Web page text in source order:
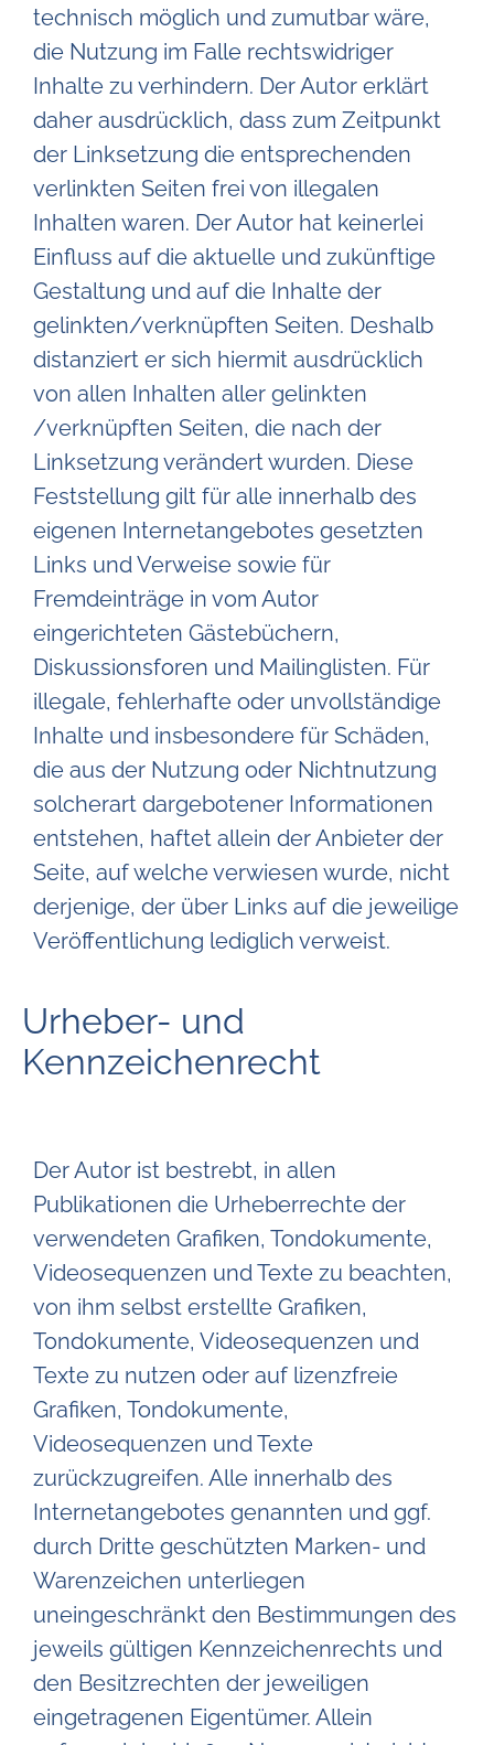
technisch möglich und zumutbar wäre,
die Nutzung im Falle rechtswidriger
Inhalte zu verhindern. Der Autor erklärt
daher ausdrücklich, dass zum Zeitpunkt
der Linksetzung die entsprechenden
verlinkten Seiten frei von illegalen
Inhalten waren. Der Autor hat keinerlei
Einfluss auf die aktuelle und zukünftige
Gestaltung und auf die Inhalte der
gelinkten/verknüpften Seiten. Deshalb
distanziert er sich hiermit ausdrücklich
von allen Inhalten aller gelinkten
/verknüpften Seiten, die nach der
Linksetzung verändert wurden. Diese
Feststellung gilt für alle innerhalb des
eigenen Internetangebotes gesetzten
Links und Verweise sowie für
Fremdeinträge in vom Autor
eingerichteten Gästebüchern,
Diskussionsforen und Mailinglisten. Für
illegale, fehlerhafte oder unvollständige
Inhalte und insbesondere für Schäden,
die aus der Nutzung oder Nichtnutzung
solcherart dargebotener Informationen
entstehen, haftet allein der Anbieter der
Seite, auf welche verwiesen wurde, nicht
derjenige, der über Links auf die jeweilige
Veröffentlichung lediglich verweist.
Urheber- und
Kennzeichenrecht
Der Autor ist bestrebt, in allen
Publikationen die Urheberrechte der
verwendeten Grafiken, Tondokumente,
Videosequenzen und Texte zu beachten,
von ihm selbst erstellte Grafiken,
Tondokumente, Videosequenzen und
Texte zu nutzen oder auf lizenzfreie
Grafiken, Tondokumente,
Videosequenzen und Texte
zurückzugreifen. Alle innerhalb des
Internetangebotes genannten und ggf.
durch Dritte geschützten Marken- und
Warenzeichen unterliegen
uneingeschränkt den Bestimmungen des
jeweils gültigen Kennzeichenrechts und
den Besitzrechten der jeweiligen
eingetragenen Eigentümer. Allein